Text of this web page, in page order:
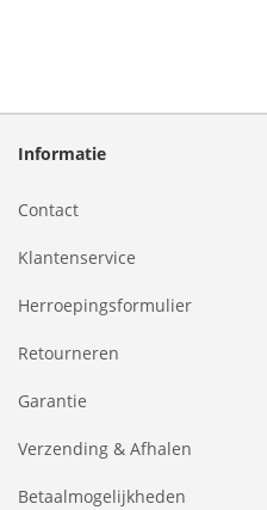
Informatie
Contact
Klantenservice
Herroepingsformulier
Retourneren
Garantie
Verzending & Afhalen
Betaalmogelijkheden